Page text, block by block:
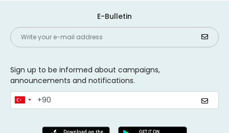
E-Bulletin
Sign up to be informed about campaigns,
announcements and notifications.